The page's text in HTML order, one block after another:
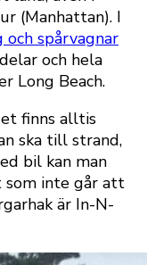
(Manhattan). I
och spårvagnar
och hela
Long Beach.
finns alltis
ska till strand,
bil kan man
som inte går att
är In-N-